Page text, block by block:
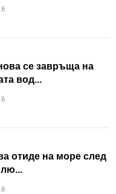
се завръща на
вод...
отиде на море след
лю...